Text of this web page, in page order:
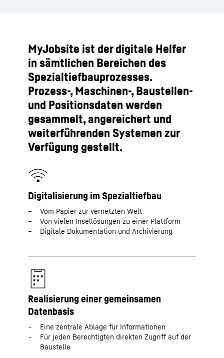
MyJobsite ist der digitale Helfer
in sämtlichen Bereichen des
Spezialtiefbauprozesses.
Prozess-, Maschinen-, Baustellen-
und Positionsdaten werden
gesammelt, angereichert und
weiterführenden Systemen zur
Verfügung gestellt.
Digitalisierung im Spezialtiefbau
Vom Papier zur vernetzten Welt
Von vielen Insellösungen zu einer Plattform
Digitale Dokumentation und Archivierung
Realisierung einer gemeinsamen
Datenbasis
Eine zentrale Ablage für Informationen
Für jeden Berechtigten direkten Zugriff auf der
Baustelle